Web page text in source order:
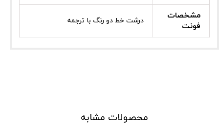
مشخصات
فونت
درشت خط دو رنگ با ترجمه
محصولات مشابه